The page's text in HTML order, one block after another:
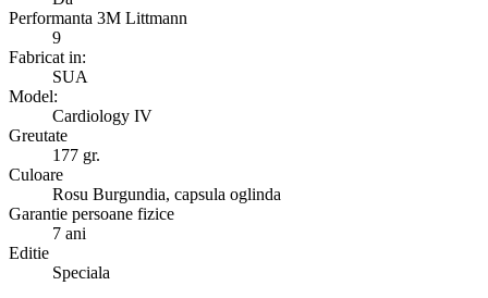
Performanta 3M Littmann
9
Fabricat in:
SUA
Model:
Cardiology IV
Greutate
177 gr.
Culoare
Rosu Burgundia, capsula oglinda
Garantie persoane fizice
7 ani
Editie
Speciala